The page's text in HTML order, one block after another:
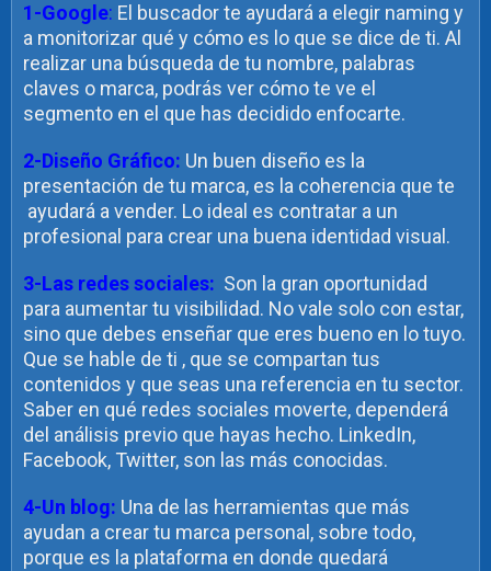
1-Google: El buscador te ayudará a elegir naming y
a monitorizar qué y cómo es lo que se dice de ti. Al
realizar una búsqueda de tu nombre, palabras
claves o marca, podrás ver cómo te ve el
segmento en el que has decidido enfocarte.
2-Diseño Gráfico: Un buen diseño es la
presentación de tu marca, es la coherencia que te
ayudará a vender. Lo ideal es contratar a un
profesional para crear una buena identidad visual.
3-Las redes sociales: Son la gran oportunidad
para aumentar tu visibilidad. No vale solo con estar,
sino que debes enseñar que eres bueno en lo tuyo.
Que se hable de ti , que se compartan tus
contenidos y que seas una referencia en tu sector.
Saber en qué redes sociales moverte, dependerá
del análisis previo que hayas hecho. LinkedIn,
Facebook, Twitter, son las más conocidas.
4-Un blog: Una de las herramientas que más
ayudan a crear tu marca personal, sobre todo,
porque es la plataforma en donde quedará